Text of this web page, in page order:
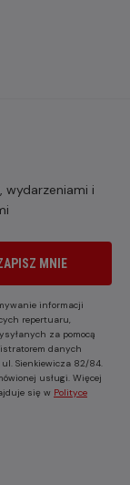
wydarzeniami i
MNIE
informacji
repertuaru,
za pomocą
danych
Sienkiewicza 82/84.
usługi. Więcej
się w Polityce